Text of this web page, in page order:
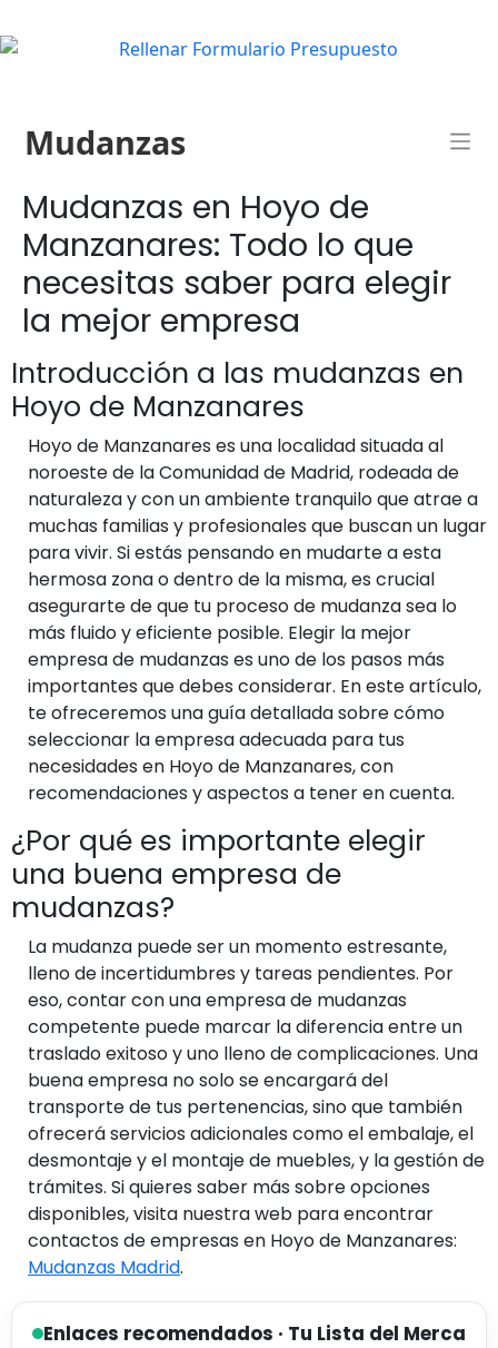
Mudanzas
Mudanzas en Hoyo de
Manzanares: Todo lo que
necesitas saber para elegir
la mejor empresa
Introducción a las mudanzas en
Hoyo de Manzanares
Hoyo de Manzanares es una localidad situada al
noroeste de la Comunidad de Madrid, rodeada de
naturaleza y con un ambiente tranquilo que atrae a
muchas familias y profesionales que buscan un lugar
para vivir. Si estás pensando en mudarte a esta
hermosa zona o dentro de la misma, es crucial
asegurarte de que tu proceso de mudanza sea lo
más fluido y eficiente posible. Elegir la mejor
empresa de mudanzas es uno de los pasos más
importantes que debes considerar. En este artículo,
te ofreceremos una guía detallada sobre cómo
seleccionar la empresa adecuada para tus
necesidades en Hoyo de Manzanares, con
recomendaciones y aspectos a tener en cuenta.
¿Por qué es importante elegir
una buena empresa de
mudanzas?
La mudanza puede ser un momento estresante,
lleno de incertidumbres y tareas pendientes. Por
eso, contar con una empresa de mudanzas
competente puede marcar la diferencia entre un
traslado exitoso y uno lleno de complicaciones. Una
buena empresa no solo se encargará del
transporte de tus pertenencias, sino que también
ofrecerá servicios adicionales como el embalaje, el
desmontaje y el montaje de muebles, y la gestión de
trámites. Si quieres saber más sobre opciones
disponibles, visita nuestra web para encontrar
contactos de empresas en Hoyo de Manzanares:
Mudanzas Madrid.
Enlaces recomendados · Tu Lista del Merca